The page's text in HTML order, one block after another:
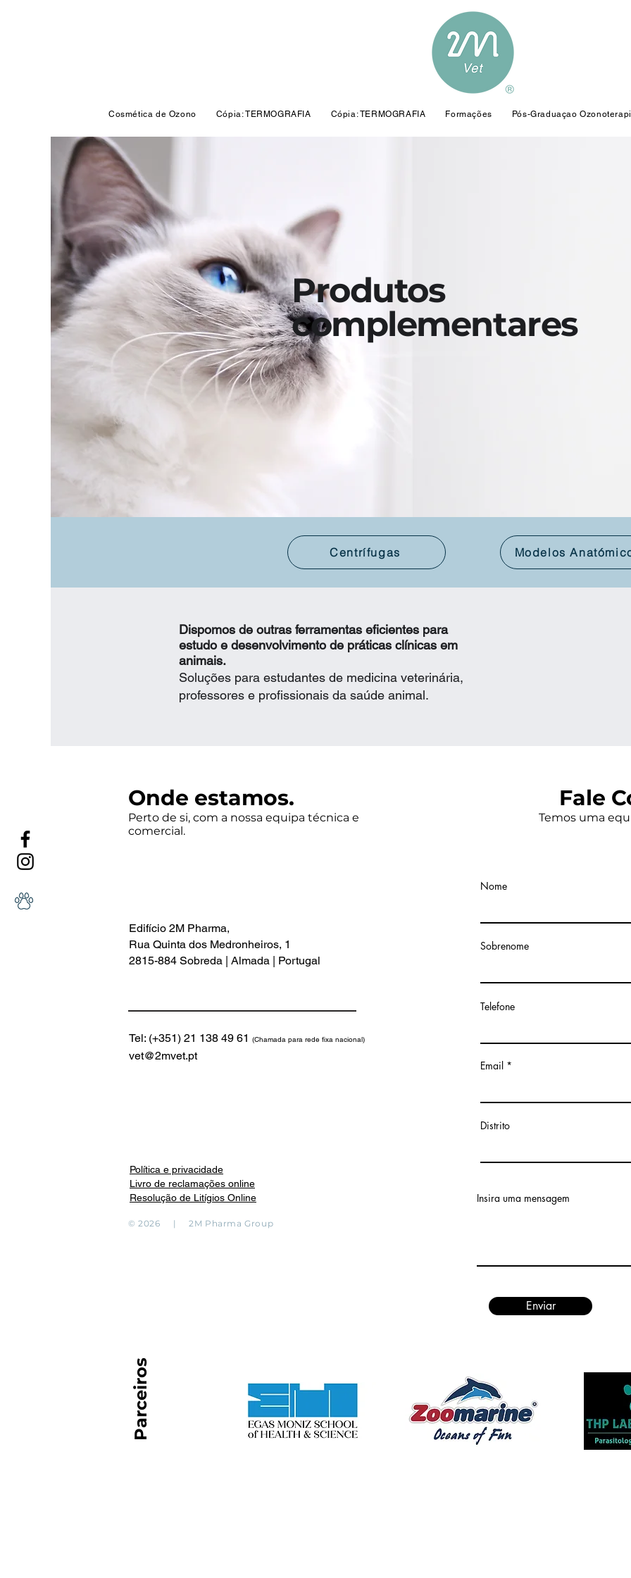
Cosmética de Ozono Cópia: TERMOGRAFIA Cópia: TERMOGRAFIA Formações Pós-Graduaçao
Produtos
complementares
Centrífugas Modelos
Dispomos de outras ferramentas eficientes para
estudo e desenvolvimento de práticas clínicas em
animais.
Soluções para estudantes de medicina veterinária,
professores e profissionais da saúde animal.
Onde estamos.
Perto de si, com a nossa equipa técnica e
comercial.
Fale
Temos uma
Edifício 2M Pharma,
Rua Quinta dos Medronheiros, 1
2815-884 Sobreda | Almada | Portugal
Tel: (+351) 21 138 49 61 (Chamada para rede fixa nacional)
vet@2mvet.pt
Política e privacidade
Livro de reclamações online
Resolução de Litígios Online
© 2026 | 2M Pharma Group
Nome
Sobrenome
Telefone
Email
Distrito
Insira uma mensagem
Enviar
Parceiros